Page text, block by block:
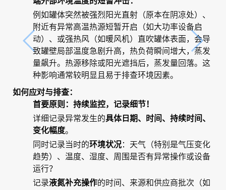
例如罐体突然被强烈阳光直射（原本在阴凉处）、
附近有异常高温热源短暂开启（如大功率设备启
动）、或强热风（如暖风机）直吹罐体表面，会导
致罐壁局部温度急剧升高，热负荷瞬间增大，蒸发
量飙升。热源移除或阳光遮挡后，蒸发量回落。这
种影响通常较明显且易于排查环境因素。
如何应对与排查：
首要原则：持续监控，记录细节！
详细记录异常发生的具体日期、时间、持续时间、
变化幅度。
同时记录当时的环境状况 ：天气（特别是气压变化
趋势）、温度、湿度、周围是否有异常操作或设备
运行？
记录液氮补充操作的时间、来源和供应商批次（如